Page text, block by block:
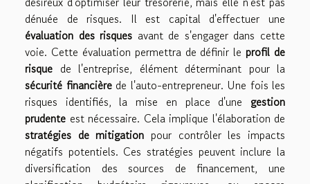
dénuée de risques. Il est capital d'effectuer une
évaluation des risques avant de s'engager dans cette
voie. Cette évaluation permettra de définir leprofil de
risque de l'entreprise, élément déterminant pour la
sécurité financièrede l'auto-entrepreneur. Une fois les
risques identifiés, la mise en place d'une gestion
prudente est nécessaire. Cela implique l'élaboration de
stratégies de mitigation pour contrôler les impacts
négatifs potentiels. Ces stratégies peuvent inclure la
diversification des sources de financement, une